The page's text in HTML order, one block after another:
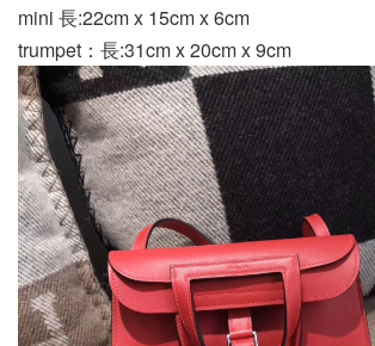
mini 長:22cm x 15cm x 6cm
trumpet：長:31cm x 20cm x 9cm